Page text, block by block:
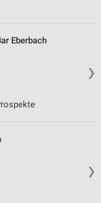
❯
Eberbach
❯